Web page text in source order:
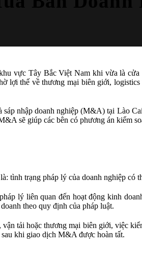
vực Tây Bắc Việt Nam khi vừa là
lợi thế về thương mại biên giới,
nhập doanh nghiệp (M&A) tại Lào
sẽ giúp các bên có phương án kiểm
tình trạng pháp lý của doanh nghiệp có
lý liên quan đến hoạt động kinh
theo quy định của pháp luật.
tải hoặc thương mại biên giới, việc
khi giao dịch M&A được hoàn tất.